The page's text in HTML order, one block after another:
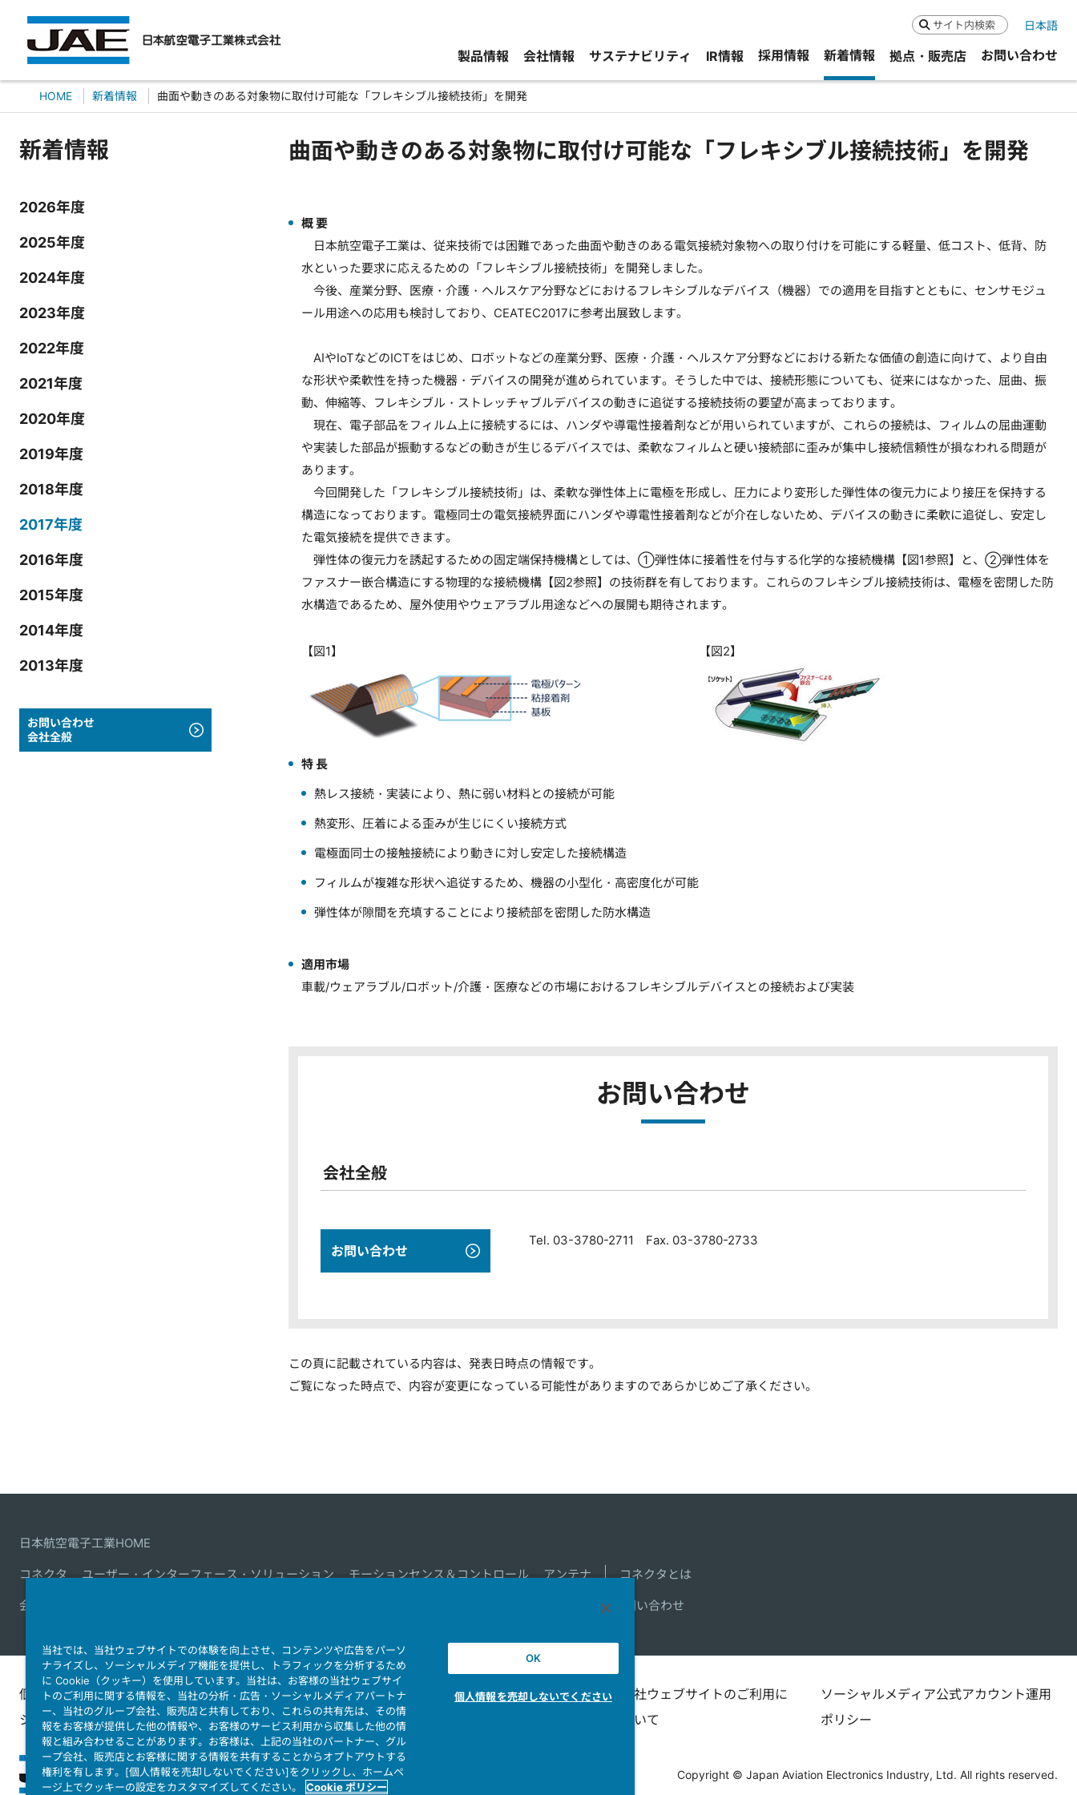
検索 日本語
製品情報 会社情報 サステナビリティ IR情報 採用情報 新着情報 拠点・販売店 お問い合わせ
HOME 新着情報 曲面や動きのある対象物に取付け可能な「フレキシブル接続技術」を開発
新着情報
2026年度
2025年度
2024年度
2023年度
2022年度
2021年度
2020年度
2019年度
2018年度
2017年度
2016年度
2015年度
2014年度
2013年度
お問い合わせ
会社全般
曲面や動きのある対象物に取付け可能な「フレキシブル接続技術」を開発
概 要
日本航空電子工業は、従来技術では困難であった曲面や動きのある電気接続対象物への取り付けを可能にする軽量、低コスト、低背、防
水といった要求に応えるための「フレキシブル接続技術」を開発しました。
今後、産業分野、医療・介護・ヘルスケア分野などにおけるフレキシブルなデバイス（機器）での適用を目指すとともに、センサモジュ
ール用途への応用も検討しており、CEATEC2017に参考出展致します。
AIやIoTなどのICTをはじめ、ロボットなどの産業分野、医療・介護・ヘルスケア分野などにおける新たな価値の創造に向けて、より自由
な形状や柔軟性を持った機器・デバイスの開発が進められています。そうした中では、接続形態についても、従来にはなかった、屈曲、振
動、伸縮等、フレキシブル・ストレッチャブルデバイスの動きに追従する接続技術の要望が高まっております。
現在、電子部品をフィルム上に接続するには、ハンダや導電性接着剤などが用いられていますが、これらの接続は、フィルムの屈曲運動
や実装した部品が振動するなどの動きが生じるデバイスでは、柔軟なフィルムと硬い接続部に歪みが集中し接続信頼性が損なわれる問題が
あります。
今回開発した「フレキシブル接続技術」は、柔軟な弾性体上に電極を形成し、圧力により変形した弾性体の復元力により接圧を保持する
構造になっております。電極同士の電気接続界面にハンダや導電性接着剤などが介在しないため、デバイスの動きに柔軟に追従し、安定し
た電気接続を提供できます。
弾性体の復元力を誘起するための固定端保持機構としては、①弾性体に接着性を付与する化学的な接続機構【図1参照】と、②弾性体を
ファスナー嵌合構造にする物理的な接続機構【図2参照】の技術群を有しております。これらのフレキシブル接続技術は、電極を密閉した防
水構造であるため、屋外使用やウェアラブル用途などへの展開も期待されます。
【図1】 【図2】
特 長
熱レス接続・実装により、熱に弱い材料との接続が可能
熱変形、圧着による歪みが生じにくい接続方式
電極面同士の接触接続により動きに対し安定した接続構造
フィルムが複雑な形状へ追従するため、機器の小型化・高密度化が可能
弾性体が隙間を充填することにより接続部を密閉した防水構造
適用市場
車載/ウェアラブル/ロボット/介護・医療などの市場におけるフレキシブルデバイスとの接続および実装
お問い合わせ
会社全般
お問い合わせ
Tel. 03-3780-2711 Fax. 03-3780-2733
この頁に記載されている内容は、発表日時点の情報です。
ご覧になった時点で、内容が変更になっている可能性がありますのであらかじめご了承ください。
日本航空電子工業HOME
コネクタ ユーザー・インターフェース・ソリューション モーションセンス＆コントロール アンテナ コネクタとは
会社情報 お問い合わせ
個人情報保護ポリ
シー
JAE Cookie
Policy
ウェブアクセシビリテ
ィ方針
マイナンバー情報保護ポ
当社ウェブサイトのご利用に
ついて
ソーシャルメディア公式アカウント運用
ポリシー
Copyright © Japan Aviation Electronics Industry, Ltd. All rights reserved.
当社では、当社ウェブサイトでの体験を向上させ、コンテンツや広告をパーソ
ナライズし、ソーシャルメディア機能を提供し、トラフィックを分析するため
に Cookie（クッキー）を使用しています。当社は、お客様の当社ウェブサイ
トのご利用に関する情報を、当社の分析・広告・ソーシャルメディアパートナ
ー、当社のグループ会社、販売店と共有しており、これらの共有先は、その情
報をお客様が提供した他の情報や、お客様のサービス利用から収集した他の情
報と組み合わせることがあります。お客様は、上記の当社のパートナー、グル
ープ会社、販売店とお客様に関する情報を共有することからオプトアウトする
権利を有します。[個人情報を売却しないでください]をクリックし、ホームペ
ージ上でクッキーの設定をカスタマイズしてください。
Cookie ポリシー
OK
個人情報を売却しないでください